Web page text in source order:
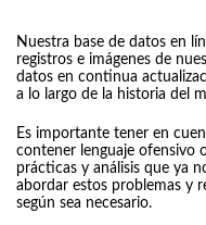
Nuestra base de datos en
registros e imágenes de
datos en continua
a lo largo de la historia del
Es importante tener en
contener lenguaje ofensivo
prácticas y análisis que ya
abordar estos problemas y
según sea necesario.